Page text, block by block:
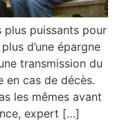
plus puissants pour
d’une épargne
transmission du
en cas de décès.
les mêmes avant
expert […]